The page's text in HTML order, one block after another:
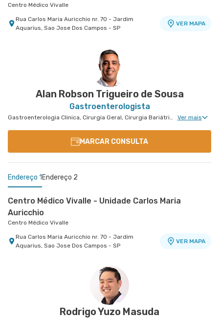
Centro Médico Vivalle
Rua Carlos Maria Auricchio nr. 70 - Jardim
Aquarius, Sao Jose Dos Campos - SP
VER MAPA
Alan Robson Trigueiro de Sousa
Gastroenterologista
Gastroenterologia Clinica, Cirurgia Geral, Cirurgia Bariátrica, Cirurgia do Aparelho Digestivo Ver mais
MARCAR CONSULTA
Endereço 1 Endereço 2
Centro Médico Vivalle - Unidade Carlos Maria
Auricchio
Centro Médico Vivalle
Rua Carlos Maria Auricchio nr. 70 - Jardim
Aquarius, Sao Jose Dos Campos - SP
VER MAPA
Rua Quinze de Novembro nr. 85 - Centro, Jacarei
Rodrigo Yuzo Masuda